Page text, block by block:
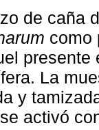
de caña
como
presente
La
y
activó